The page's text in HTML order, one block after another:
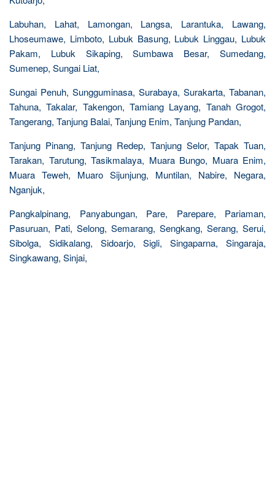
Labuhan, Lahat, Lamongan, Langsa, Larantuka, Lawang,
Lhoseumawe, Limboto, Lubuk Basung, Lubuk Linggau, Lubuk
Pakam, Lubuk Sikaping, Sumbawa Besar, Sumedang,
Sumenep, Sungai Liat,
Sungai Penuh, Sungguminasa, Surabaya, Surakarta, Tabanan,
Tahuna, Takalar, Takengon, Tamiang Layang, Tanah Grogot,
Tangerang, Tanjung Balai, Tanjung Enim, Tanjung Pandan,
Tanjung Pinang, Tanjung Redep, Tanjung Selor, Tapak Tuan,
Tarakan, Tarutung, Tasikmalaya, Muara Bungo, Muara Enim,
Muara Teweh, Muaro Sijunjung, Muntilan, Nabire, Negara,
Nganjuk,
Pangkalpinang, Panyabungan, Pare, Parepare, Pariaman,
Pasuruan, Pati, Selong, Semarang, Sengkang, Serang, Serui,
Sibolga, Sidikalang, Sidoarjo, Sigli, Singaparna, Singaraja,
Singkawang, Sinjai,